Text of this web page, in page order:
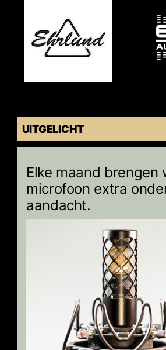
UITGELICHT
Elke maand brengen
microfoon extra
aandacht.